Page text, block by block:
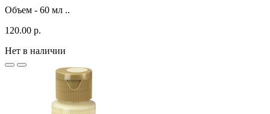
Объем - 60 мл ..
120.00 р.
Нет в наличии